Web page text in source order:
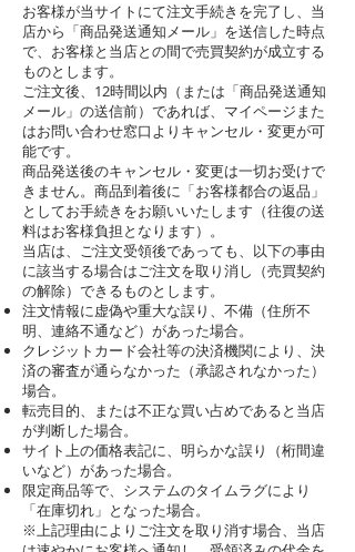
お客様が当サイトにて注文手続きを完了し、当
店から「商品発送通知メール」を送信した時点
で、お客様と当店との間で売買契約が成立する
ものとします。
ご注文後、12時間以内（または「商品発送通知
メール」の送信前）であれば、マイページまた
はお問い合わせ窓口よりキャンセル・変更が可
能です。
商品発送後のキャンセル・変更は一切お受けで
きません。商品到着後に「お客様都合の返品」
としてお手続きをお願いいたします（往復の送
料はお客様負担となります）。
当店は、ご注文受領後であっても、以下の事由
に該当する場合はご注文を取り消し（売買契約
の解除）できるものとします。
注文情報に虚偽や重大な誤り、不備（住所不
明、連絡不通など）があった場合。
クレジットカード会社等の決済機関により、決
済の審査が通らなかった（承認されなかった）
場合。
転売目的、または不正な買い占めであると当店
が判断した場合。
サイト上の価格表記に、明らかな誤り（桁間違
いなど）があった場合。
限定商品等で、システムのタイムラグにより
「在庫切れ」となった場合。
※上記理由によりご注文を取り消す場合、当店